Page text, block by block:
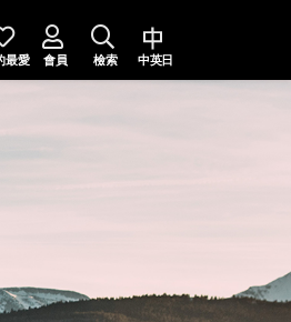
最愛 會員 檢索 中英日